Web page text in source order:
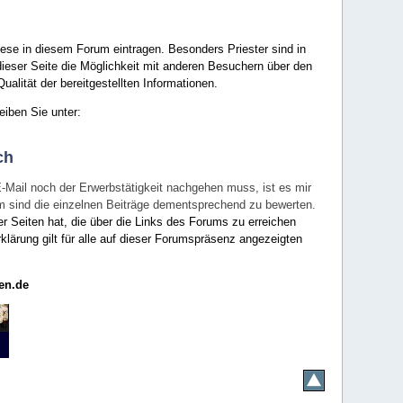
in diesem Forum eintragen. Besonders Priester sind in
Seite die Möglichkeit mit anderen Besuchern über den
der bereitgestellten Informationen.
Sie unter:
noch der Erwerbstätigkeit nachgehen muss, ist es mir
die einzelnen Beiträge dementsprechend zu bewerten.
Seiten hat, die über die Links des Forums zu erreichen
gilt für alle auf dieser Forumspräsenz angezeigten